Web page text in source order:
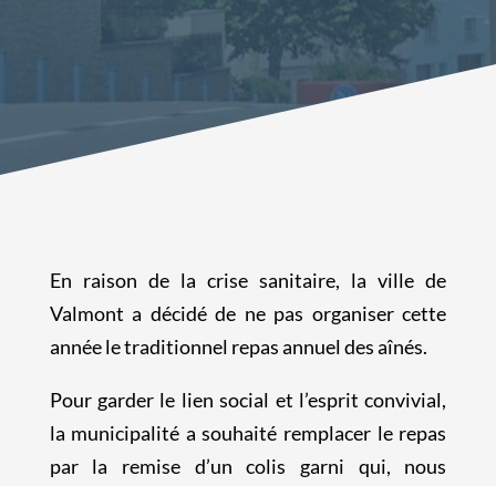
En raison de la crise sanitaire, la ville de
Valmont a décidé de ne pas organiser cette
année le traditionnel repas annuel des aînés.
Pour garder le lien social et l’esprit convivial,
la municipalité a souhaité remplacer le repas
par la remise d’un colis garni qui, nous